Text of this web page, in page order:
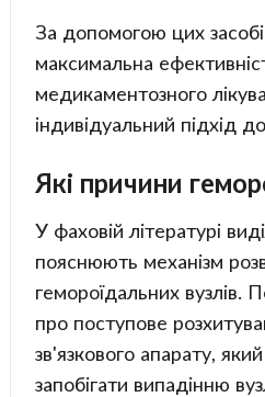
За допомогою цих
максимальна
медикаментозного
індивідуальний підхід до
Які причини
У фаховій літературі
пояснюють механізм
гемороїдальних вузлів.
про поступове
зв'язкового апарату,
запобігати випадінню